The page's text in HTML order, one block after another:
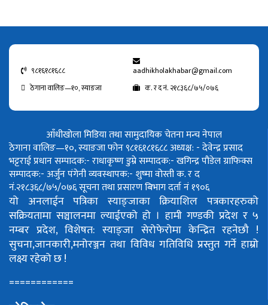
९८१६१८१६८८
aadhikholakhabar@gmail.com
ठेगाना वालिङ—१०, स्याङजा
क. र द नं. २१८३६८/७५/०७६
आँधीखोला मिडिया तथा सामुदायिक चेतना मन्च नेपाल
ठेगाना वालिङ—१०, स्याङजा फोन ९८१६१८१६८८अध्यक्ष: - देवेन्द्र प्रसाद
भट्टराईप्रधान सम्पादक:- राधाकृष्ण डुम्रेसम्पादक:- खगिन्द्र पौडेलग्राफिक्स
सम्पादक:- अर्जुन पंगेनीव्यवस्थापक:- शुष्मा वोस्तीक. र द
नं.२१८३६८/७५/०७६सूचना तथा प्रसारण बिभाग दर्ता नं १९०६
यो अनलाईन पत्रिका स्याङ्जाका क्रियाशिल पत्रकारहरुको
सक्रियतामा सञ्चालनमा ल्याईएको हो । हामी गण्डकी प्रदेश र ५
नम्बर प्रदेश, विशेषत: स्याङ्जा सेरोफेरोमा केन्द्रित रहनेछौ !
सुचना,जानकारी,मनोरञ्जन तथा विविध गतिविधि प्रस्तुत गर्ने हाम्रो
लक्ष्य रहेको छ !
============